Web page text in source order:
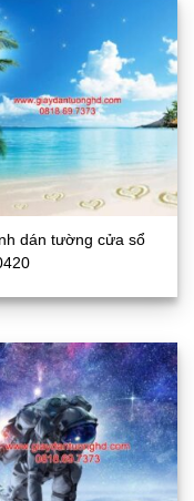
dán tường cửa sổ